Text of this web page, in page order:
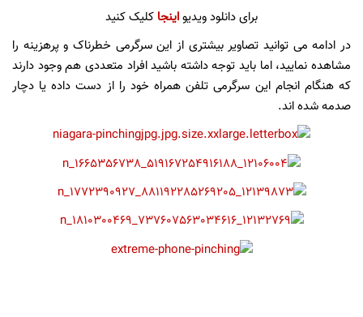
برای دانلود ویدیواینجا کلیک کنید
در ادامه می توانید تصاویر بیشتری از این سرگرمی خطرناک و پرهزینه را
مشاهده نمایید، اما باید توجه داشته باشید افراد متعددی هم وجود دارند
که هنگام انجام این سرگرمی تلفن همراه خود را از دست داده یا دچار
صدمه شده اند.